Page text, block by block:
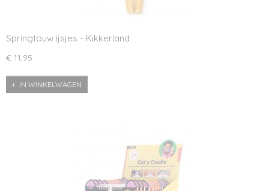
Springtouw ijsjes - Kikkerland
€ 11,95
IN WINKELWAGEN